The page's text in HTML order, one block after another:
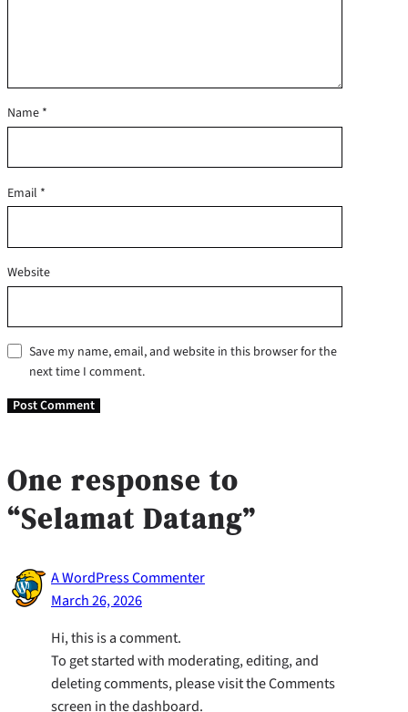
Name *
Email *
Website
Save my name, email, and website in this browser for the
next time I comment.
One response to
“Selamat Datang”
A WordPress Commenter
March 26, 2026
Hi, this is a comment.
To get started with moderating, editing, and
deleting comments, please visit the Comments
screen in the dashboard.